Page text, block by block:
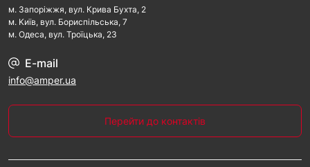
м. Запорiжжя, вул. Крива Бухта, 2
м. Kиїв, вул. Бориспільська, 7
м. Одеса, вул. Троїцька, 23
E-mail
info@amper.ua
Перейти до контактів